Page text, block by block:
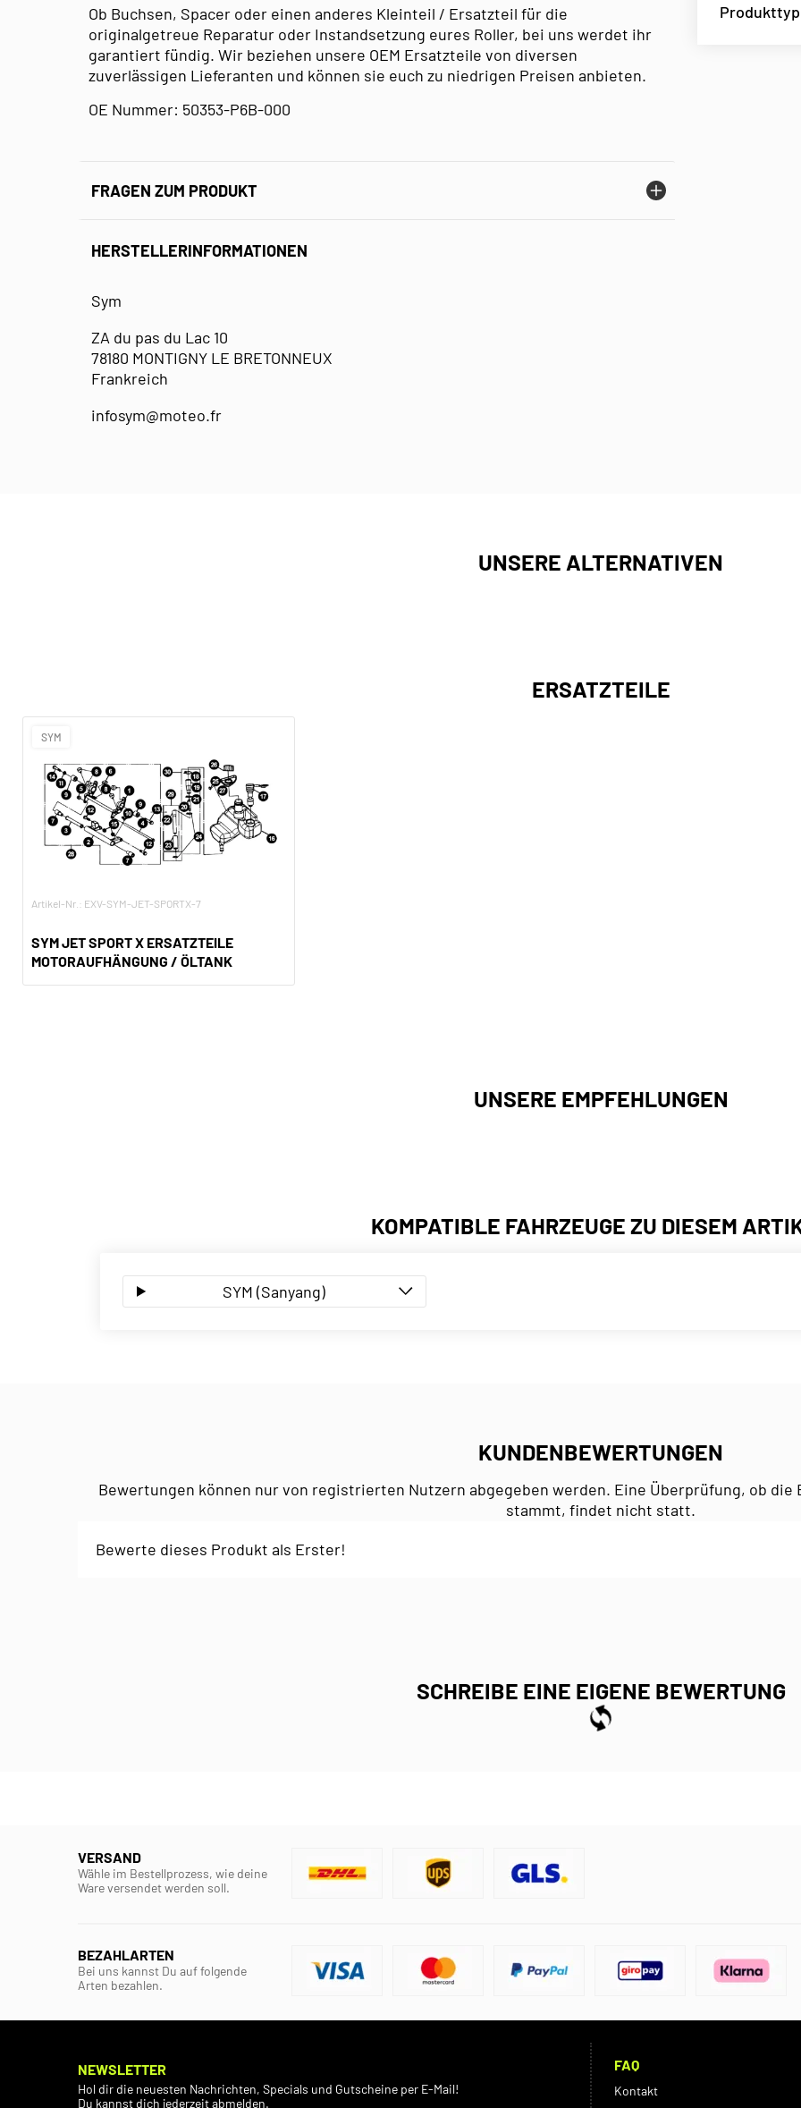
Ob Buchsen, Spacer oder einen anderes Kleinteil / Ersatzteil für die
originalgetreue Reparatur oder Instandsetzung eures Roller, bei uns werdet ihr
garantiert fündig. Wir beziehen unsere OEM Ersatzteile von diversen
zuverlässigen Lieferanten und können sie euch zu niedrigen Preisen anbieten.
OE Nummer: 50353-P6B-000
FRAGEN ZUM PRODUKT
HERSTELLERINFORMATIONEN
Sym
ZA du pas du Lac 10
78180 MONTIGNY LE BRETONNEUX
Frankreich
infosym@moteo.fr
Produkttyp
UNSERE ALTERNATIVEN
ERSATZTEILE
SYM
Artikel-Nr.: EXV-SYM-JET-SPORTX-7
SYM JET SPORT X ERSATZTEILE
MOTORAUFHÄNGUNG / ÖLTANK
UNSERE EMPFEHLUNGEN
KOMPATIBLE FAHRZEUGE ZU DIESEM
SYM (Sanyang)
KUNDENBEWERTUNGEN
Bewertungen können nur von registrierten Nutzern abgegeben werden. Eine Überprüfung, ob
stammt, findet nicht statt.
Bewerte dieses Produkt als Erster!
SCHREIBE EINE EIGENE BEWERTUNG
VERSAND
Wähle im Bestellprozess, wie deine
Ware versendet werden soll.
BEZAHLARTEN
Bei uns kannst Du auf folgende
Arten bezahlen.
NEWSLETTER
Hol dir die neuesten Nachrichten, Specials und Gutscheine per E-Mail!
Du kannst dich jederzeit abmelden.
FAQ
Kontakt